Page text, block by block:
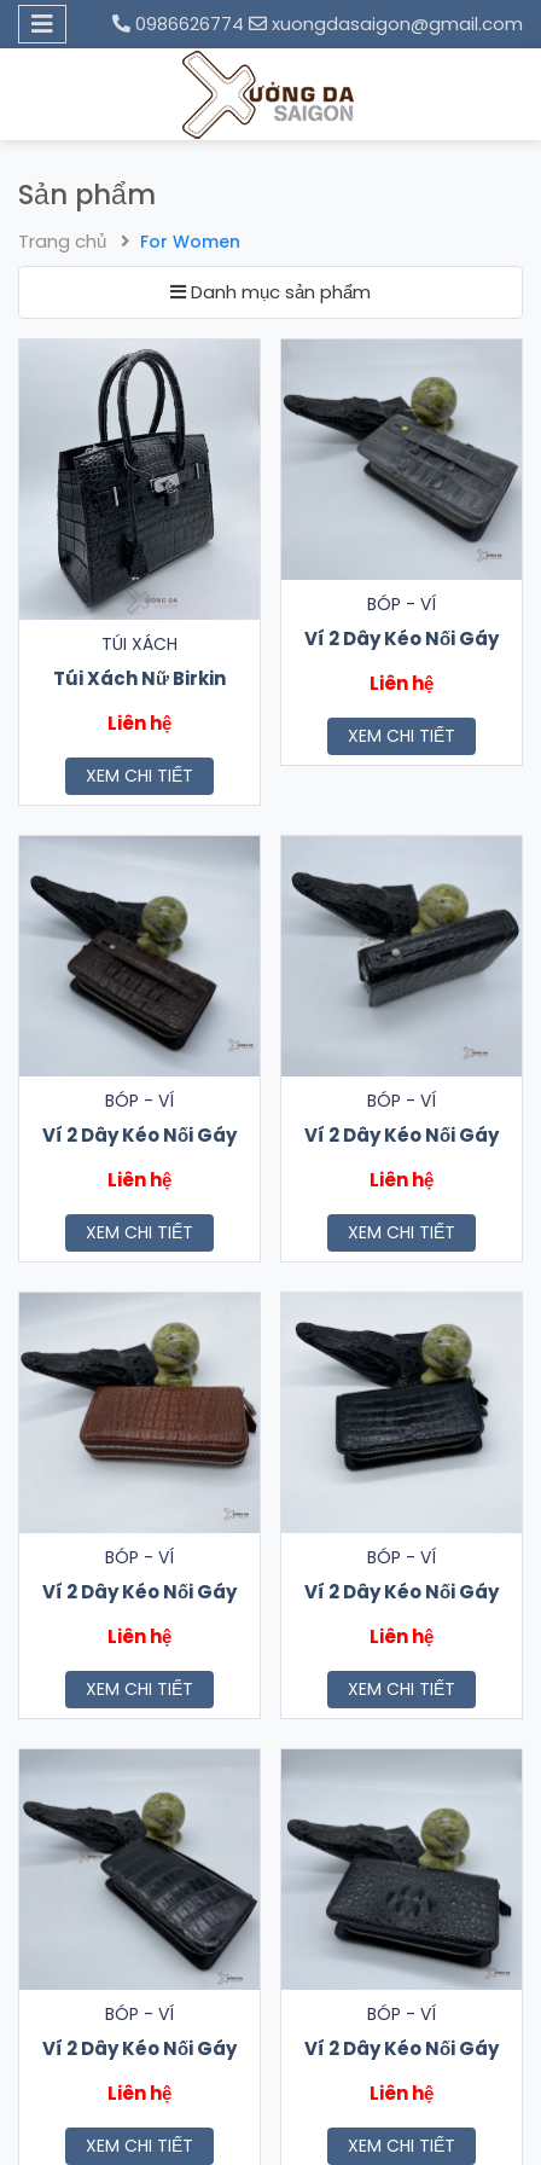
0986626774 xuongdasaigon@gmail.com
Sản phẩm
Trang chủ For Women
Danh mục sản phẩm
TÚI XÁCH
Túi Xách Nữ Birkin
Liên hệ
XEM CHI TIẾT
BÓP - VÍ
Ví 2 Dây Kéo Nối Gáy
Liên hệ
XEM CHI TIẾT
BÓP - VÍ
Ví 2 Dây Kéo Nối Gáy
Liên hệ
XEM CHI TIẾT
BÓP - VÍ
Ví 2 Dây Kéo Nối Gáy
Liên hệ
XEM CHI TIẾT
BÓP - VÍ
Ví 2 Dây Kéo Nối Gáy
Liên hệ
XEM CHI TIẾT
BÓP - VÍ
Ví 2 Dây Kéo Nối Gáy
Liên hệ
XEM CHI TIẾT
BÓP - VÍ
Ví 2 Dây Kéo Nối Gáy
Liên hệ
XEM CHI TIẾT
BÓP - VÍ
Ví 2 Dây Kéo Nối Gáy
Liên hệ
XEM CHI TIẾT